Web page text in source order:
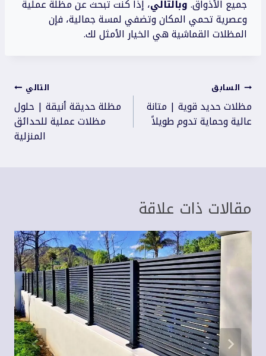
جميع الأذواق.وبالتالي، إذا كنت تبحث عن مظلة عملية
وعصرية تحمي المكان وتضفي لمسة جمالية، فإن
المظلات القماشية هي الخيار الأمثل لك.
تصفّح
المقالات
السابق
مظلات حديد قوية | متانة
عالية وحماية تدوم طويلاً
التالي
مظلة حديقة أنيقة | حلول
مظلات عملية للحدائق
المنزلية
مقالات ذات علاقة